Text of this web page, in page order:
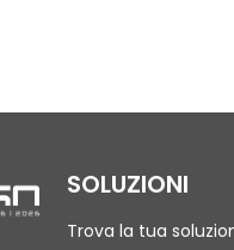
SOLUZIONI
Trova la tua